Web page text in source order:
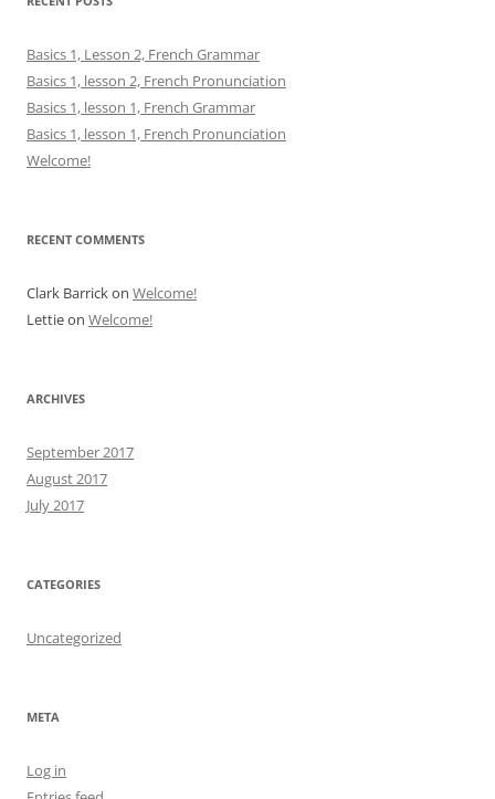
Basics 1, Lesson 2, French Grammar
Basics 1, lesson 2, French Pronunciation
Basics 1, lesson 1, French Grammar
Basics 1, lesson 1, French Pronunciation
Welcome!
RECENT COMMENTS
Clark Barrickon Welcome!
Lettieon Welcome!
ARCHIVES
September 2017
August 2017
July 2017
CATEGORIES
Uncategorized
META
Log in